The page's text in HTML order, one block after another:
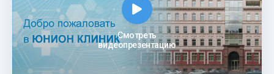
Смотреть
видеопрезентацию